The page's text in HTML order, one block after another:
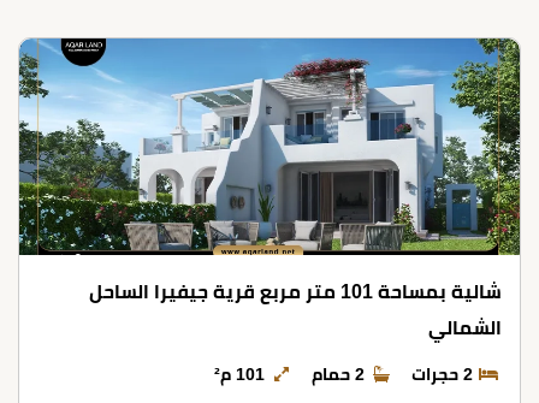
شالية بمساحة 101 متر مربع قرية جيفيرا الساحل
الشمالي
2 حجرات 2 حمام 101 م²